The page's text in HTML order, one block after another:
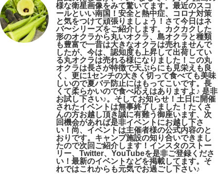
様な衛星画像をみて驚いてます。最近のスコ
ールといい南国！安全と熱中症、コロナ対策
と気をつけて頑張りましょう！さて今日はネ
バ〜シリーズをご紹介します。カクカクした
形のオクラから丸いオクラ、島オクラと種類
も豊富で一昔は大きなオクラは売れませんで
したが、今は、認知度も上昇して出荷してい
る丸オクラは売れる様になりました！この丸
オクラは長さが特徴で天ぷらにも見栄えも良
く、更に1センチの大きく切って食べても美味
しいので夏バテ防止にはもってこいです。長
くて柔らかいので食べ応えはありますよ♪ 是非
お試し下さい♪。そしてお知らせ！土日に開催
されたイベントは無事終了しました！たくさ
んの方お越し頂き誠に有難う御座います、次
回機会があれば是非イベントにお越し下さ
い！尚、イベントは主催者様の公式内容のと
おりです。キャンプ️施設の知り合いできまし
たので次回ご紹介します！インスタのストー
リー、Twitter、YouTubeを是非ご登録くださ
い！最新のイベントなどを掲載してます。そ
れではこれからも元気でお過ごし下さい♪